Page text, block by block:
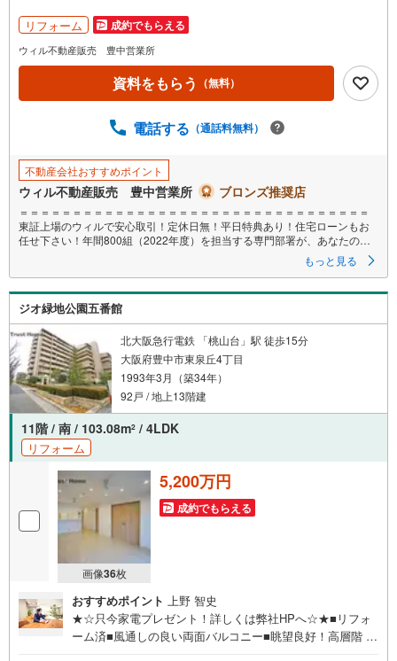
マ
イ
ペ
ジ
存
す
リフォーム 成約でもらえる
ウィル不動産販売 豊中営業所
資料をもらう （無料）
電話する （通話料無料）
不動産会社おすすめポイント
ウィル不動産販売 豊中営業所 ブロンズ推奨店
＝＝＝＝＝＝＝＝＝＝＝＝＝＝＝＝＝＝＝＝＝＝＝＝＝＝＝＝＝＝＝＝＝
東証上場のウィルで安心取引！定休日無！平日特典あり！住宅ローンもお
任せ下さい！年間800組（2022年度）を担当する専門部署が、あなたの住
宅ローンをお手伝い！リフォーム・リノベも併せて相談可能！
お子様連れのご家族も落ち着いてお話ができるよう、キッズスペースを設
置しています。
【営業時間 10:00-19:00】（年中無休）
上記時間はお電話が繋がりやすくなっております。ぜひお気軽にご連絡く
ださい！
現地をご見学される場合は「室内・現地を見学する（無料）」ボタンより
ご希望の日時をご記入いただけますとスムーズにご案内が可能です。
＝＝＝＝＝＝＝＝＝＝＝＝＝＝＝＝＝＝＝＝＝＝＝＝＝＝＝＝＝＝＝＝＝
もっと見る
ジオ緑地公園五番館
北大阪急行電鉄 「桃山台」駅 徒歩15分
大阪府豊中市東泉丘4丁目
1993年3月（築34年）
92戸 / 地上13階建
11階 / 南 / 103.08m2 / 4LDK
リフォーム
画像36枚
5,200万円
成約でもらえる
おすすめポイント 上野 智史
★☆只今家電プレゼント！詳しくは弊社HPへ☆★■リフォ
ーム済■風通しの良い両面バルコニー■眺望良好！高層階 11